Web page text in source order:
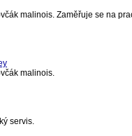
malinois. Zaměřuje se na
malinois.
servis.